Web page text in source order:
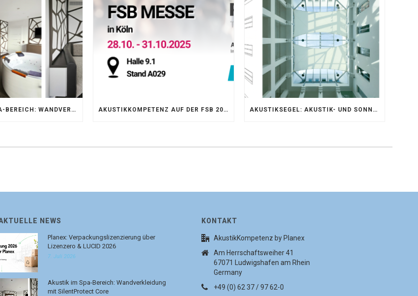
AKUSTIK IM SPA-BEREICH: WANDVERKLEIDUNG MIT SILENTPROTECT CORE AKUSTIKKOMPETENZ AUF DER FSB 2025 – AKUSTIKELEMENTE FÜR DIE LEBENSRÄUME VON MORGEN AKUSTIKSEGEL: AKUSTIK- UND SONNENSCHUTZOPTIMIERUNG IM ATRIUM DER UNIVERSITÄT BONN
NEWS
Planex: Verpackungslizenzierung über
Lizenzero & LUCID 2026
7. Juli 2026
Akustik im Spa-Bereich: Wandverkleidung
mit SilentProtect Core
KONTAKT
AkustikKompetenz by Planex
Am Herrschaftsweiher 41
67071 Ludwigshafen am Rhein
Germany
+49 (0) 62 37 / 97 62-0